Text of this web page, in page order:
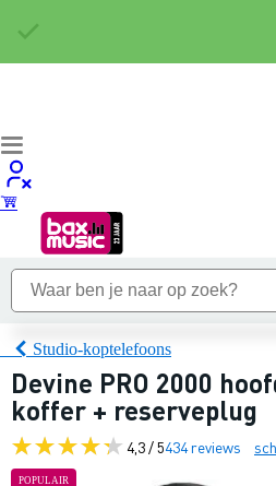
Studio-koptelefoons
Devine PRO 2000
koffer + reserveplug
4,3 / 5434 reviews
POPULAIR